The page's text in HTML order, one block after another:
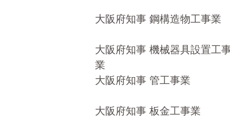
大阪府知事 鋼構造物工事業
大阪府知事 機械器具設置工
業
大阪府知事 管工事業
大阪府知事 板金工事業